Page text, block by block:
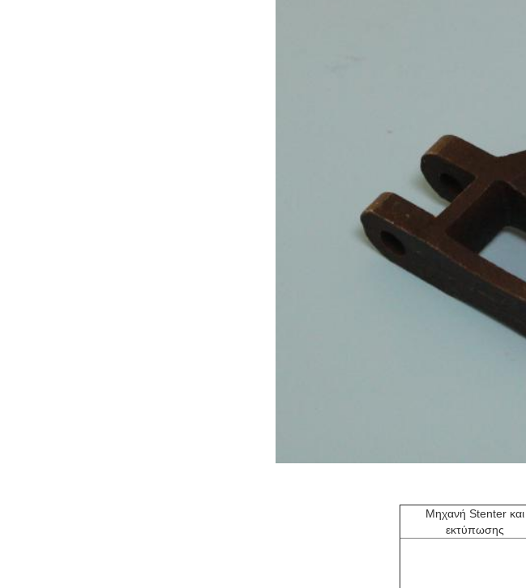
Μηχανή Stenter και
εκτύπωσης